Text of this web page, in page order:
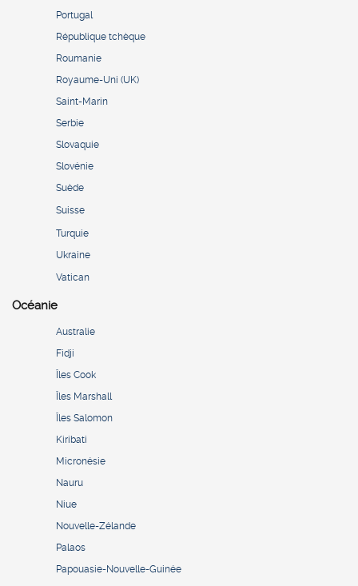
Portugal
République tchèque
Roumanie
Royaume-Uni (UK)
Saint-Marin
Serbie
Slovaquie
Slovénie
Suède
Suisse
Turquie
Ukraine
Vatican
Océanie
Australie
Fidji
Îles Cook
Îles Marshall
Îles Salomon
Kiribati
Micronésie
Nauru
Niue
Nouvelle-Zélande
Palaos
Papouasie-Nouvelle-Guinée